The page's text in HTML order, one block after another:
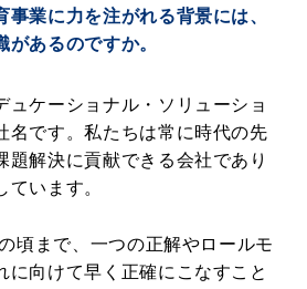
事業に力を注がれる背景には、
があるのですか。
ュケーショナル・ソリューショ
名です。私たちは常に時代の先
題解決に貢献できる会社であり
います。
頃まで、一つの正解やロールモ
に向けて早く正確にこなすこと